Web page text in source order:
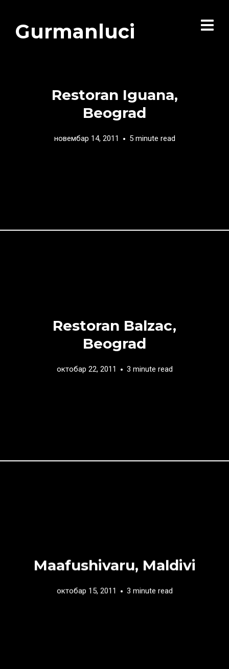
Gurmanluci
Restoran Iguana,
Beograd
новембар 14, 2011 5 minute read
Restoran Balzac,
Beograd
октобар 22, 2011 3 minute read
Maafushivaru, Maldivi
октобар 15, 2011 3 minute read